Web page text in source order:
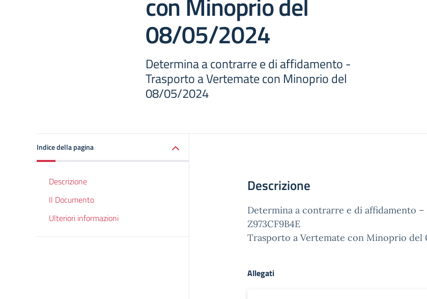
08/05/2024
Determina a contrarre e di affidamento -
Trasporto a Vertemate con Minoprio del
08/05/2024
Indice della pagina
Descrizione
Il Documento
Ulteriori informazioni
Descrizione
Determina a contrarre e di affidamento
Z973CF9B4E
Trasporto a Vertemate con Minoprio
Allegati